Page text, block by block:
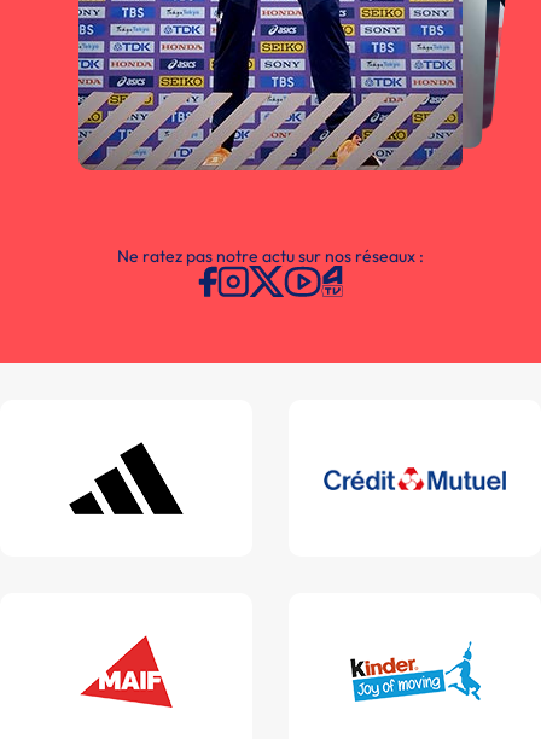
Ne ratez pas notre actu sur nos réseaux :